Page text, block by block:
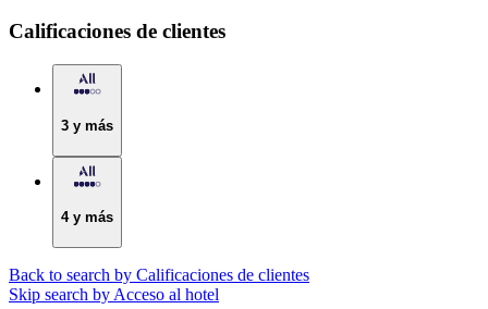
Calificaciones de clientes
3 y más
4 y más
Back to search by Calificaciones de clientes
Skip search by Acceso al hotel